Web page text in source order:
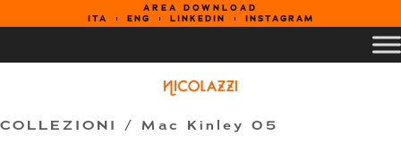
AREA DOWNLOAD
ITA
ENG LINKEDIN INSTAGRAM
COLLEZIONI / Mac Kinley 05